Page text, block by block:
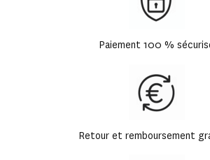
Paiement 100 %
Retour et remboursement